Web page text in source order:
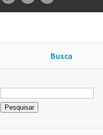
Busca
Pesquisar
por: